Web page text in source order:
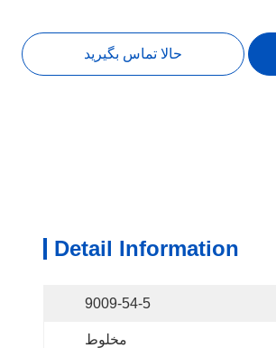
حالا تماس بگیرید
Detail Information
9009-54-5
مخلوط